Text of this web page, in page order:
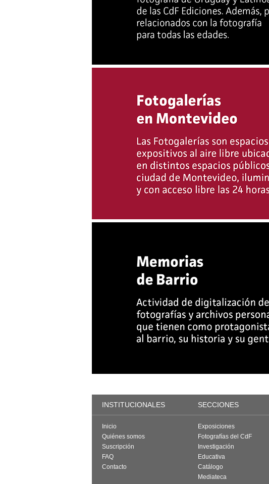
INSTITUCIONALES SECCIONES
Inicio
Quiénes somos
Suscripción
FAQ
Contacto
Exposiciones
Fotografías del CdF
Investigación
Educativa
Catálogo
Mediateca